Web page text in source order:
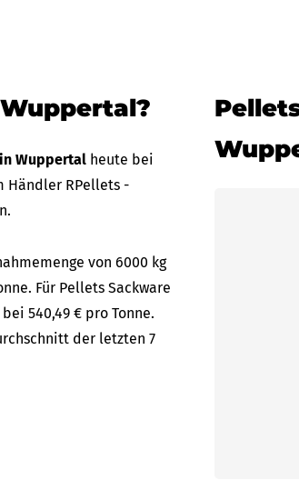
Wuppertal heute bei
Händler RPellets -
von 6000 kg
Für Pellets Sackware
540,49 € pro Tonne.
der letzten 7